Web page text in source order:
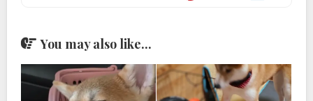
You may also like...